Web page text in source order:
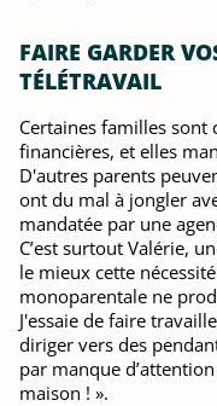
FAIRE GARDER
TÉLÉTRAVAIL
Certaines familles
financières, et elles
D'autres parents
ont du mal à jongler
mandatée par une
C’est surtout Valérie,
le mieux cette
monoparentale ne
J'essaie de faire
diriger vers des
par manque
maison ! ».